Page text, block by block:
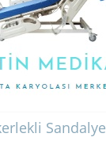
Sandalye